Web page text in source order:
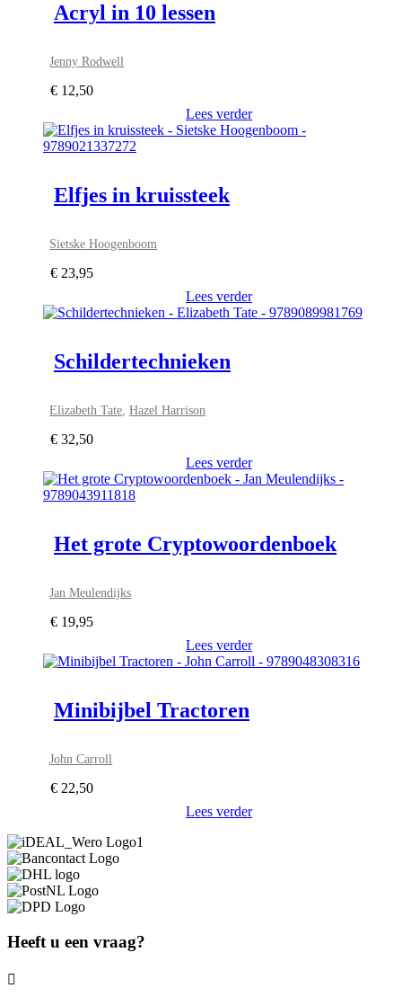
Acryl in 10 lessen
Jenny Rodwell
€ 12,50
Lees verder
Elfjes in kruissteek
Sietske Hoogenboom
€ 23,95
Lees verder
Schildertechnieken
Elizabeth Tate,Hazel Harrison
€ 32,50
Lees verder
Het grote Cryptowoordenboek
Jan Meulendijks
€ 19,95
Lees verder
Minibijbel Tractoren
John Carroll
€ 22,50
Lees verder
Heeft u een vraag?